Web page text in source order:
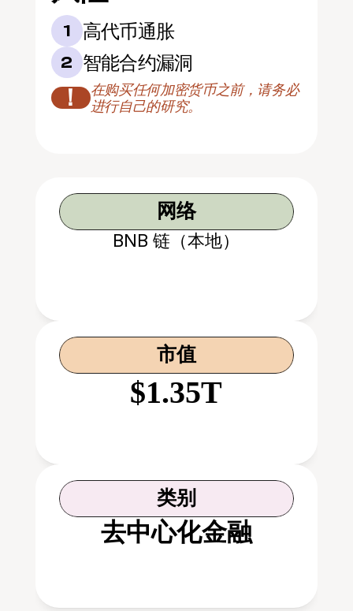
1 高代币通胀
2 智能合约漏洞
！
在购买任何加密货币之前，请务必
进行自己的研究。
网络
BNB 链（本地）
市值
$1.35T
类别
去中心化金融